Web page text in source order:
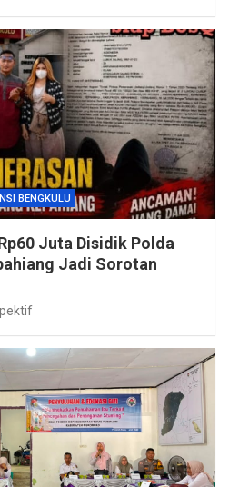
BENGKULU
Juta Disidik Polda
Jadi Sorotan